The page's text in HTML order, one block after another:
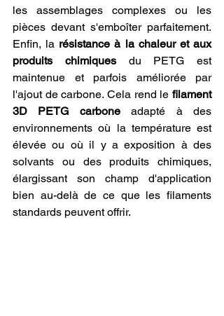
les assemblages complexes ou les
pièces devant s'emboîter parfaitement.
Enfin, la résistance à la chaleur et aux
produits chimiques du PETG est
maintenue et parfois améliorée par
l'ajout de carbone. Cela rend le filament
3D PETG carbone adapté à des
environnements où la température est
élevée ou où il y a exposition à des
solvants ou des produits chimiques,
élargissant son champ d'application
bien au-delà de ce que les filaments
standards peuvent offrir.